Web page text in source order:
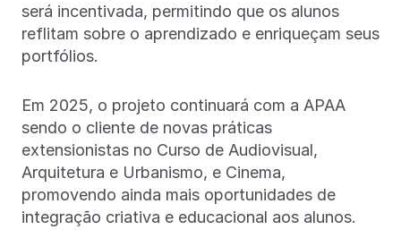
será incentivada, permitindo que os alunos
reflitam sobre o aprendizado e enriqueçam seus
portfólios.
Em 2025, o projeto continuará com a APAA
sendo o cliente de novas práticas
extensionistas no Curso de Audiovisual,
Arquitetura e Urbanismo, e Cinema,
promovendo ainda mais oportunidades de
integração criativa e educacional aos alunos.